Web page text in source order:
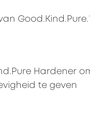
Hardener
te geven